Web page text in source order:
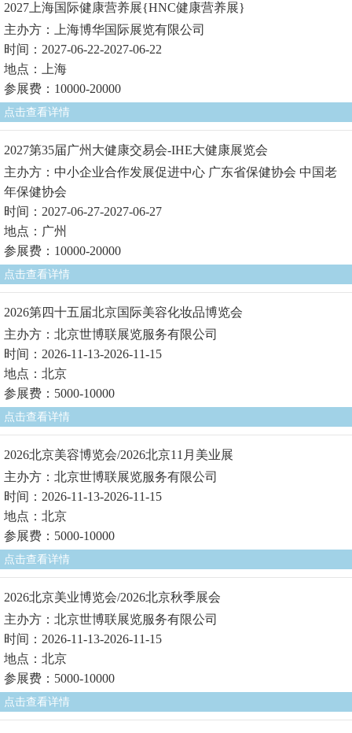
2027上海国际健康营养展{HNC健康营养展}
主办方：上海博华国际展览有限公司
时间：2027-06-22-2027-06-22
地点：上海
参展费：10000-20000
点击查看详情
2027第35届广州大健康交易会-IHE大健康展览会
主办方：中小企业合作发展促进中心 广东省保健协会 中国老
年保健协会
时间：2027-06-27-2027-06-27
地点：广州
参展费：10000-20000
点击查看详情
2026第四十五届北京国际美容化妆品博览会
主办方：北京世博联展览服务有限公司
时间：2026-11-13-2026-11-15
地点：北京
参展费：5000-10000
点击查看详情
2026北京美容博览会/2026北京11月美业展
主办方：北京世博联展览服务有限公司
时间：2026-11-13-2026-11-15
地点：北京
参展费：5000-10000
点击查看详情
2026北京美业博览会/2026北京秋季展会
主办方：北京世博联展览服务有限公司
时间：2026-11-13-2026-11-15
地点：北京
参展费：5000-10000
点击查看详情